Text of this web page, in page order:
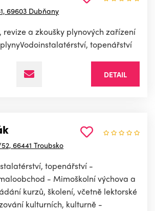
69603 Dubňany
a zkoušky plynových zařízení
topenářství
DETAIL
66441 Troubsko
topenářství -
- Mimoškolní výchova a
kurzů, školení, včetně lektorské
kulturních, kulturně -